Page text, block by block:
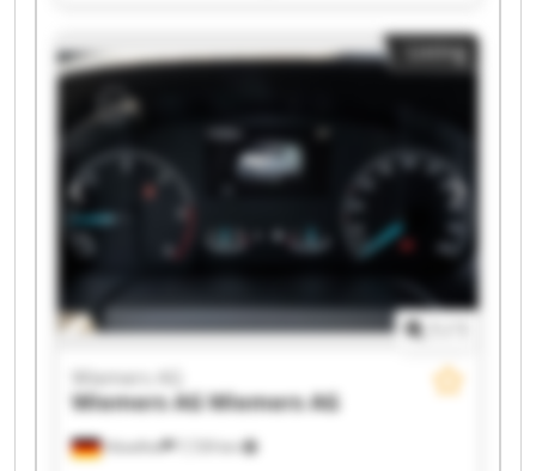
Wiemers AG Wiemers AG Wiemers AG Wiemers
AG Wiemers AG Wiemers AG
Listing
Hövelhof 7,729 km
Wiemers AG
Wiemers AGWiemers AG